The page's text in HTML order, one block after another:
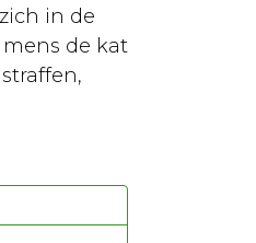
in de
de kat